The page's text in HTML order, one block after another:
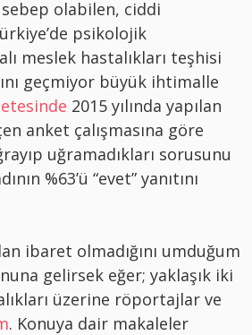
sebep olabilen, ciddi
psikolojik
meslek hastalıkları teşhisi
geçmiyor büyük ihtimalle
2015 yılında yapılan
anket çalışmasına göre
uğramadıkları sorusunu
%63’ü “evet” yanıtını
ibaret olmadığını umduğum
gelirsek eğer; yaklaşık iki
üzerine röportajlar ve
. Konuya dair makaleler